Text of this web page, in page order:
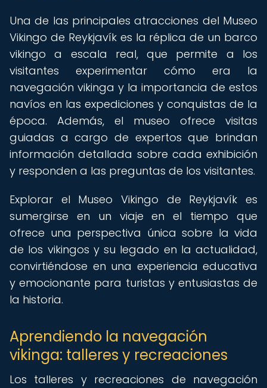
Una de las principales atracciones del Museo
Vikingo de Reykjavík es la réplica de un barco
vikingo a escala real, que permite a los
visitantes experimentar cómo era la
navegación vikinga y la importancia de estos
navíos en las expediciones y conquistas de la
época. Además, el museo ofrece visitas
guiadas a cargo de expertos que brindan
información detallada sobre cada exhibición
y responden a las preguntas de los visitantes.
Explorar el Museo Vikingo de Reykjavík es
sumergirse en un viaje en el tiempo que
ofrece una perspectiva única sobre la vida
de los vikingos y su legado en la actualidad,
convirtiéndose en una experiencia educativa
y emocionante para turistas y entusiastas de
la historia.
Aprendiendo la navegación
vikinga: talleres y recreaciones
Los talleres y recreaciones de navegación